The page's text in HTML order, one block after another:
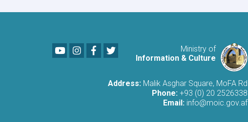
Ministry of
Information & Culture
YoutubeLinkedIn
Facebook
Address: Malik Asghar Square, MoFA Rd
Phone: +93 (0) 20 2526338
Email: info@moic.gov.af